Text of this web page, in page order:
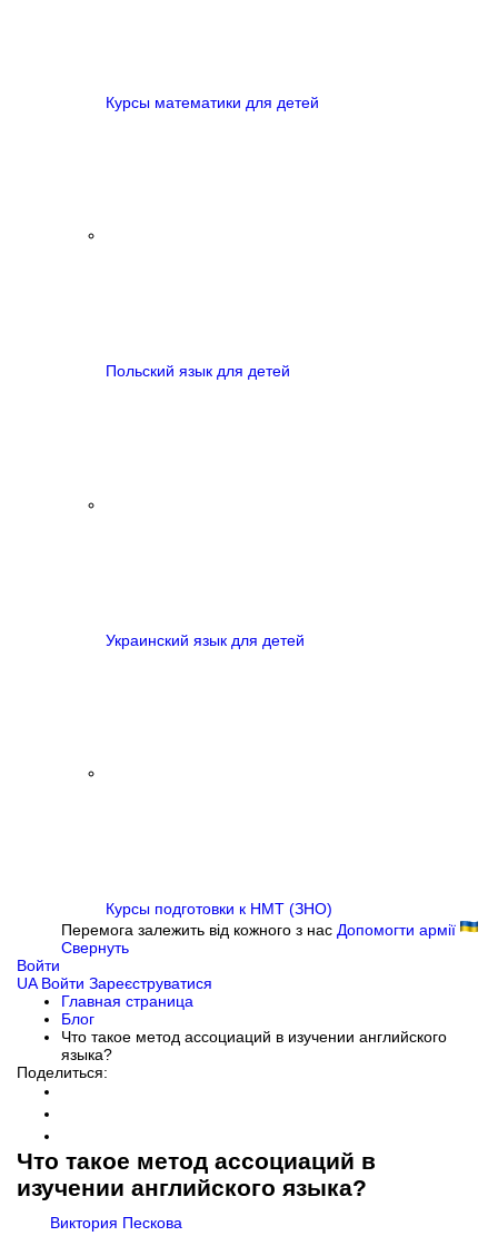
Курсы математики для детей
Польский язык для детей
Украинский язык для детей
Курсы подготовки к НМТ (ЗНО)
Перемога залежить від кожного з нас Допомогти армії
Свернуть
Войти
UA Войти Зареєструватися
Главная страница
Блог
Что такое метод ассоциаций в изучении английского
языка?
Поделиться:
Что такое метод ассоциаций в
изучении английского языка?
Виктория Пескова